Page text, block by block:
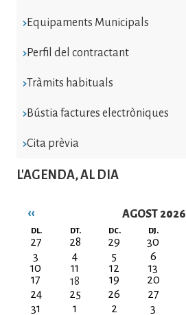
Equipaments Municipals
Perfil del contractant
Tràmits habituals
Bústia factures electròniques
Cita prèvia
L'AGENDA, AL DIA
AGOST 2026
Paginació
‹‹
DL. DT. DC. DJ.
27 28 29 30
3
4 5 6
10
11 12 13
17
18 19 20
24
25 26 27
31
1 2 3